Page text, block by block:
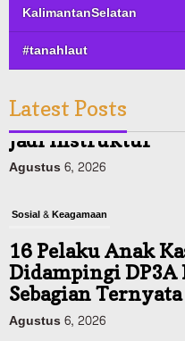
KalimantanSelatan
#tanahlaut
Latest Posts
Sosial & Keagamaan
Didampingi DP3A
Sebagian Ternyata
Agustus 6, 2026
Dinas PUPR Kalsel